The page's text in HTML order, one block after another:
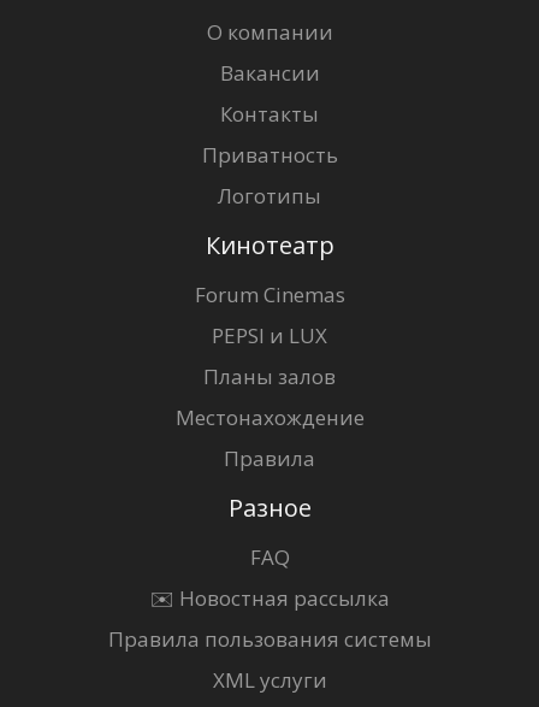
О компании
Вакансии
Контакты
Приватность
Логотипы
Кинотеатр
Forum Cinemas
PEPSI и LUX
Планы залов
Местонахождение
Правила
Разное
FAQ
✉️ Новостная рассылка
Правила пользования системы
XML услуги